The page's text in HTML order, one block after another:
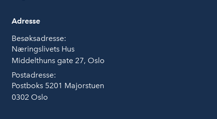
Adresse
Besøksadresse:
Næringslivets Hus
Middelthuns gate 27, Oslo
Postadresse:
Postboks 5201 Majorstuen
0302 Oslo